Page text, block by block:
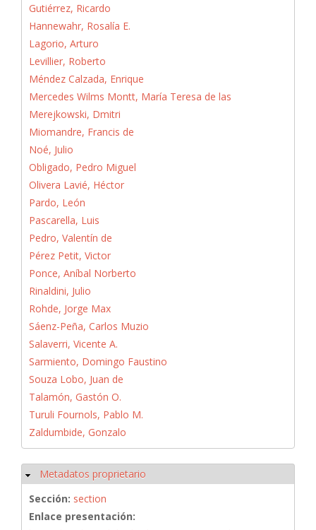
Gutiérrez, Ricardo
Hannewahr, Rosalía E.
Lagorio, Arturo
Levillier, Roberto
Méndez Calzada, Enrique
Mercedes Wilms Montt, María Teresa de las
Merejkowski, Dmitri
Miomandre, Francis de
Noé, Julio
Obligado, Pedro Miguel
Olivera Lavié, Héctor
Pardo, León
Pascarella, Luis
Pedro, Valentín de
Pérez Petit, Victor
Ponce, Aníbal Norberto
Rinaldini, Julio
Rohde, Jorge Max
Sáenz-Peña, Carlos Muzio
Salaverri, Vicente A.
Sarmiento, Domingo Faustino
Souza Lobo, Juan de
Talamón, Gastón O.
Turuli Fournols, Pablo M.
Zaldumbide, Gonzalo
Ocultar
Metadatos proprietario
Sección: section
Enlace presentación: